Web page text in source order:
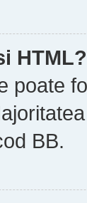
HTML?
poate
BB.